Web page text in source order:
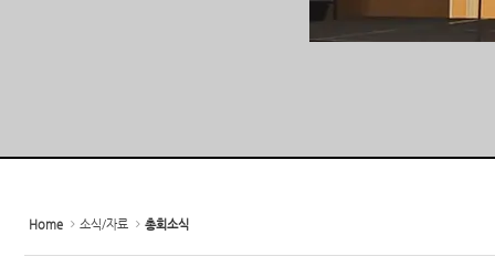
Home 소식/자료 총회소식